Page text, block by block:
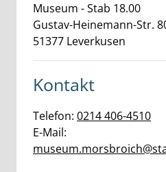
Museum - Stab 18.00
Gustav-Heinemann-Str.
51377 Leverkusen
Kontakt
Telefon: 0214 406-4510
E-Mail: